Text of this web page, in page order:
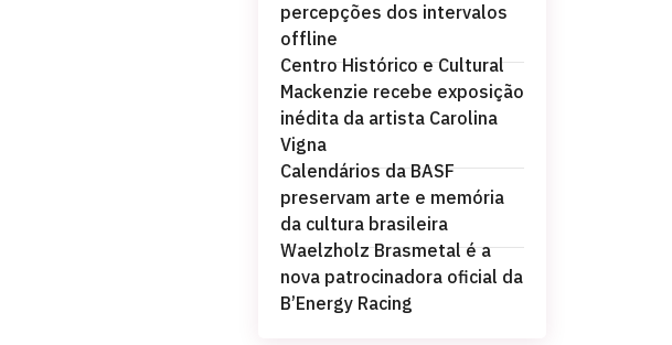
percepções dos intervalos
offline
Centro Histórico e Cultural
Mackenzie recebe exposição
inédita da artista Carolina
Vigna
Calendários da BASF
preservam arte e memória
da cultura brasileira
Waelzholz Brasmetal é a
nova patrocinadora oficial da
B’Energy Racing